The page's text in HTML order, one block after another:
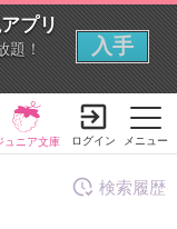
プリ
題！
入手
メニュー
ュニア文庫 ログイン
検索履歴